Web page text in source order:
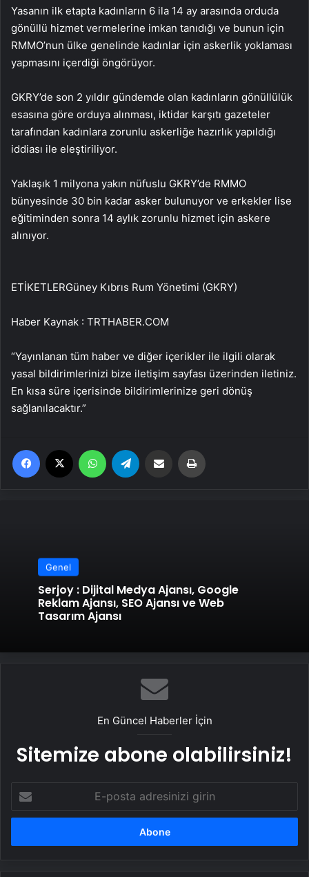
Yasanın ilk etapta kadınların 6 ila 14 ay arasında orduda
gönüllü hizmet vermelerine imkan tanıdığı ve bunun için
RMMO’nun ülke genelinde kadınlar için askerlik yoklaması
yapmasını içerdiği öngörüyor.
GKRY’de son 2 yıldır gündemde olan kadınların gönüllülük
esasına göre orduya alınması, iktidar karşıtı gazeteler
tarafından kadınlara zorunlu askerliğe hazırlık yapıldığı
iddiası ile eleştiriliyor.
Yaklaşık 1 milyona yakın nüfuslu GKRY’de RMMO
bünyesinde 30 bin kadar asker bulunuyor ve erkekler lise
eğitiminden sonra 14 aylık zorunlu hizmet için askere
alınıyor.
ETİKETLERGüney Kıbrıs Rum Yönetimi (GKRY)
Haber Kaynak : TRTHABER.COM
“Yayınlanan tüm haber ve diğer içerikler ile ilgili olarak
yasal bildirimlerinizi bize iletişim sayfası üzerinden iletiniz.
En kısa süre içerisinde bildirimlerinize geri dönüş
sağlanılacaktır.”
Facebook WhatsApp Email'den paylaş
Genel
Serjoy : Dijital Medya Ajansı, Google
Reklam Ajansı, SEO Ajansı ve Web
Tasarım Ajansı
En Güncel Haberler İçin
Sitemize abone olabilirsiniz!
posta
adresinizi